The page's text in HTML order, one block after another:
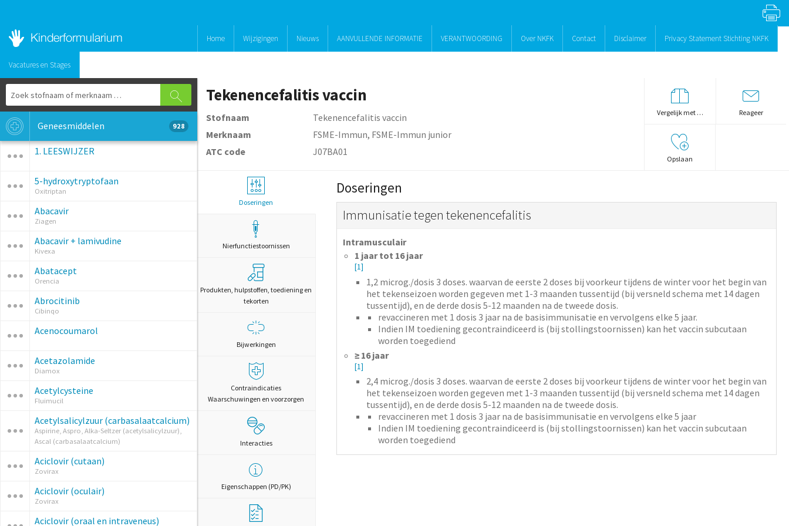
Home Wijzigingen Nieuws AANVULLENDE INFORMATIE VERANTWOORDING Over NKFK Contact Disclaimer Privacy Statement Stichting NKFK
Vacatures en Stages
Geneesmiddelen 928
1. LEESWIJZER
5-hydroxytryptofaan
Oxitriptan
Abacavir
Ziagen
Abacavir + lamivudine
Kivexa
Abatacept
Orencia
Abrocitinib
Cibinqo
Acenocoumarol
Acetazolamide
Diamox
Acetylcysteine
Fluimucil
Acetylsalicylzuur (carbasalaatcalcium)
Aspirine, Aspro, Alka-Seltzer (acetylsalicylzuur),
Ascal (carbasalaatcalcium)
Aciclovir (cutaan)
Zovirax
Aciclovir (oculair)
Zovirax
Aciclovir (oraal en intraveneus)
Tekenencefalitis vaccin
Stofnaam
Tekenencefalitis vaccin
Merknaam
FSME-Immun, FSME-Immun junior
ATC code
J07BA01
Vergelijk met … Reageer
Opslaan
Doseringen
Nierfunctiestoornissen
Produkten, hulpstoffen, toediening en
tekorten
Bijwerkingen
Contraindicaties
Waarschuwingen en voorzorgen
Interacties
Eigenschappen (PD/PK)
Doseringen
Immunisatie tegen tekenencefalitis
Intramusculair
1 jaar tot 16 jaar
[1]
1,2 microg./dosis 3 doses. waarvan de eerste 2 doses bij voorkeur tijdens de winter voor het begin van
het tekenseizoen worden gegeven met 1-3 maanden tussentijd (bij versneld schema met 14 dagen
tussentijd), en de derde dosis 5-12 maanden na de tweede dosis.
revaccineren met 1 dosis 3 jaar na de basisimmunisatie en vervolgens elke 5 jaar.
Indien IM toediening gecontraindiceerd is (bij stollingstoornissen) kan het vaccin subcutaan
worden toegediend
≥ 16 jaar
[1]
2,4 microg./dosis 3 doses. waarvan de eerste 2 doses bij voorkeur tijdens de winter voor het begin van
het tekenseizoen worden gegeven met 1-3 maanden tussentijd (bij versneld schema met 14 dagen
tussentijd), en de derde dosis 5-12 maanden na de tweede dosis.
revaccineren met 1 dosis 3 jaar na de basisimmunisatie en vervolgens elke 5 jaar
Indien IM toediening gecontraindiceerd is (bij stollingstoornissen) kan het vaccin subcutaan
worden toegediend